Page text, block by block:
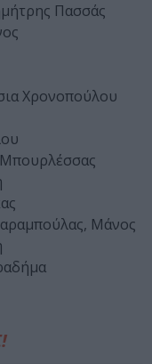
Πασσάς
Χρονοπούλου
Μάνος